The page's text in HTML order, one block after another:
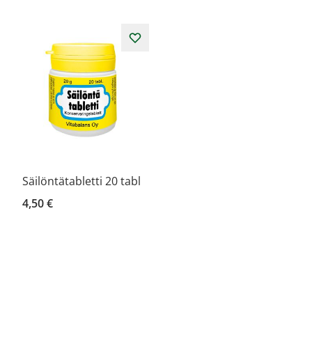
Säilöntätabletti 20 tabl
4,50 €